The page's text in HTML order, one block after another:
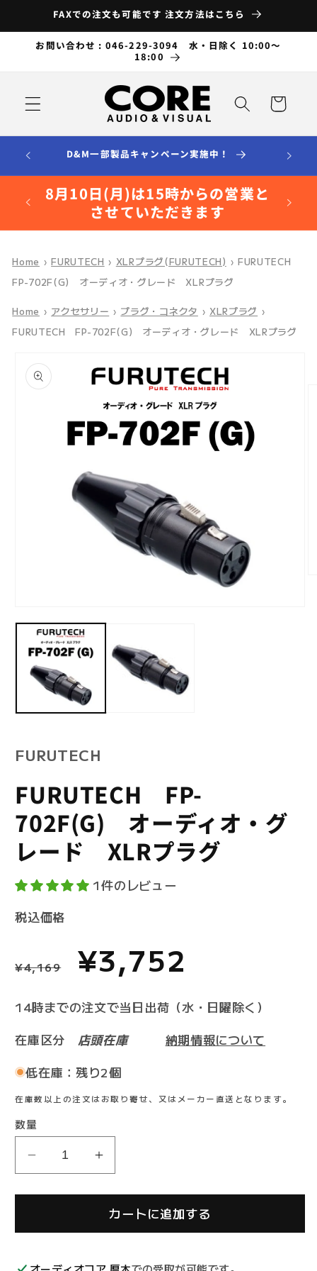
ンツに
進む
FAXでの注文も可能です 注文方法はこちら
お問い合わせ : 046-229-3094 水・日除く 10:00～
18:00
ー
D&M一部製品キャンペーン実施中！
8月10日(月)は15時からの営業と
させていただきます
Home › FURUTECH › XLRプラグ(FURUTECH) › FURUTECH
FP-702F(G) オーディオ・グレード XLRプラグ
Home › アクセサリー › プラグ・コネクタ › XLRプラグ ›
FURUTECH FP-702F(G) オーディオ・グレード XLRプラグ
報にス
キップ
ー
ア
開
くFURUTECH
FURUTECH FP-
702F(G) オーディオ・グ
レード XLRプラグ
SKU:
1件のレビュー
税込価格
通
常
価
格
¥4,169
セ
ー
ル
価
¥3,752
14時までの注文で当日出荷（水・日曜除く）
在庫区分 店頭在庫
納期情報について
低在庫：残り2個
在庫数以上の注文はお取り寄せ、又はメーカー直送となります。
数量
FURUTECH
FP-
702F(G)
ー
FURUTECH
FP-
702F(G)
オ
ー
カートに追加する